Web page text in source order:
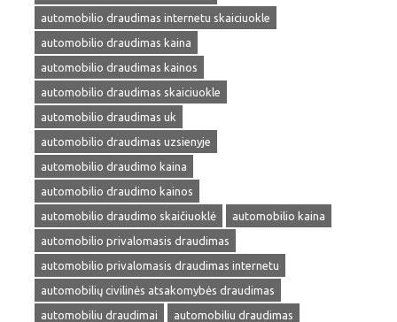
automobilio draudimas internetu skaiciuokle
automobilio draudimas kaina
automobilio draudimas kainos
automobilio draudimas skaiciuokle
automobilio draudimas uk
automobilio draudimas uzsienyje
automobilio draudimo kaina
automobilio draudimo kainos
automobilio draudimo skaičiuoklė
automobilio kaina
automobilio privalomasis draudimas
automobilio privalomasis draudimas internetu
automobilių civilinės atsakomybės draudimas
automobiliu draudimai
automobiliu draudimas